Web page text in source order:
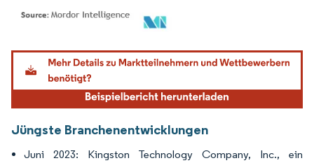
Bild © Mordor Intelligence. Wiederverwendung erfordert Namensnennung gemäß
Jüngste Branchenentwicklungen
Juni 2023: Kingston Technology Company, Inc., ein